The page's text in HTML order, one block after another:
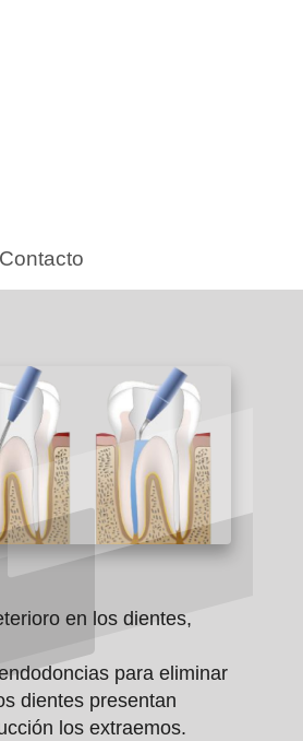
Contacto
en los dientes,
para eliminar
dientes presentan
los extraemos.